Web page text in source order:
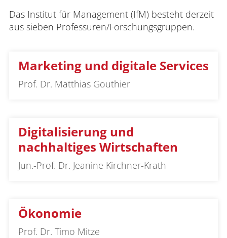
Das Institut für Management (IfM) besteht derzeit
aus sieben Professuren/Forschungsgruppen.
Marketing und digitale Services
Prof. Dr. Matthias Gouthier
Digitalisierung und
nachhaltiges Wirtschaften
Jun.-Prof. Dr. Jeanine Kirchner-Krath
Ökonomie
Prof. Dr. Timo Mitze